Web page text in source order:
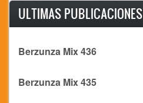
ULTIMAS PUBLICACIONES
Berzunza Mix 436
Berzunza Mix 435